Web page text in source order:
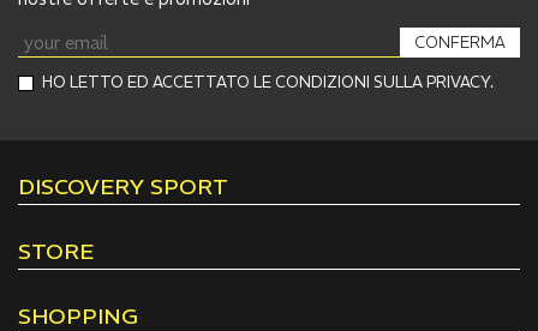
HO LETTO ED ACCETTATO LE CONDIZIONI SULLA PRIVACY.
CONFERMA
DISCOVERY SPORT
STORE
SHOPPING